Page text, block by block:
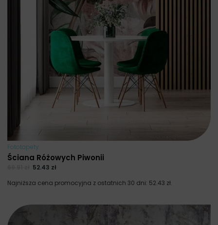
Fototapety
Ściana Różowych Piwonii
52.43 zł
Najniższa cena promocyjna z ostatnich 30 dni: 52.43 zł.